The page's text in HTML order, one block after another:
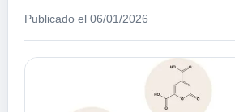
Publicado el 06/01/2026